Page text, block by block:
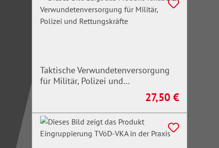
Taktische Verwundetenversorgung
für Militär, Polizei und
Regulärer Preis:
27,50 €